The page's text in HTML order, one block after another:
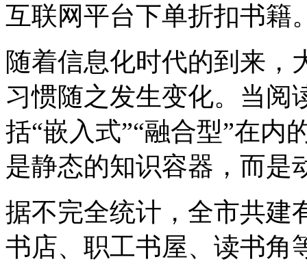
互联网平台下单折扣书籍
随着信息化时代的到来，
习惯随之发生变化。当阅
括“嵌入式”“融合型”在内
是静态的知识容器，而是
据不完全统计，全市共建
书店、职工书屋、读书角